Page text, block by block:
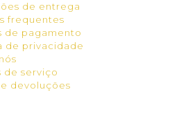
de entrega
frequentes
de pagamento
de privacidade
de serviço
devoluções